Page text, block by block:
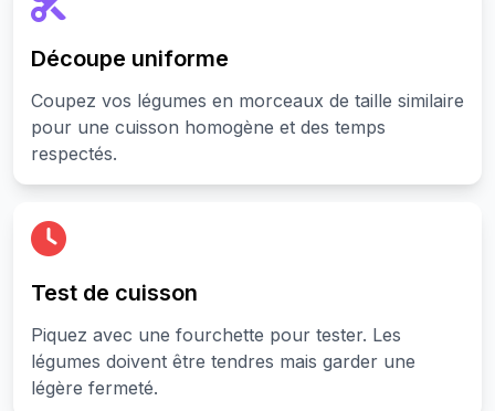
Découpe uniforme
Coupez vos légumes en morceaux de taille similaire
pour une cuisson homogène et des temps
respectés.
Test de cuisson
Piquez avec une fourchette pour tester. Les
légumes doivent être tendres mais garder une
légère fermeté.